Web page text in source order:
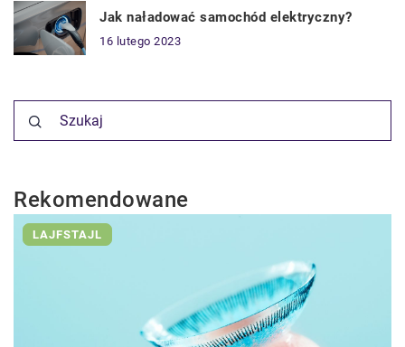
Jak naładować samochód elektryczny?
16 lutego 2023
Rekomendowane
LAJFSTAJL